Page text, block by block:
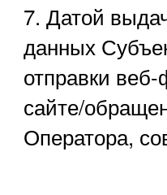
7. Датой
данных
отправки
сайте/
Оператора,